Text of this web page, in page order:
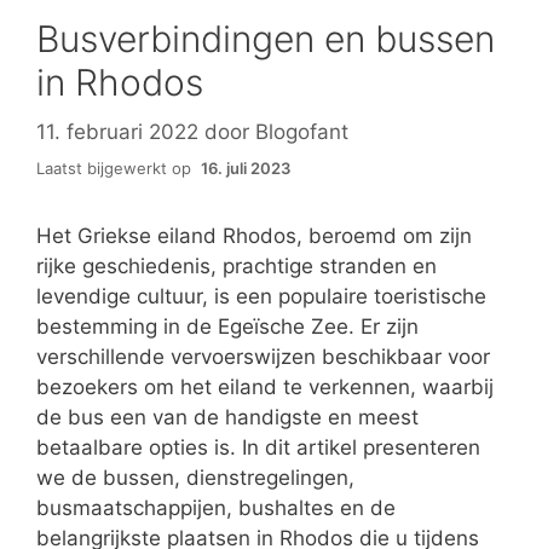
Busverbindingen en bussen
in Rhodos
11. februari 2022 door Blogofant
Laatst bijgewerkt op 16. juli 2023
Het Griekse eiland Rhodos, beroemd om zijn
rijke geschiedenis, prachtige stranden en
levendige cultuur, is een populaire toeristische
bestemming in de Egeïsche Zee. Er zijn
verschillende vervoerswijzen beschikbaar voor
bezoekers om het eiland te verkennen, waarbij
de bus een van de handigste en meest
betaalbare opties is. In dit artikel presenteren
we de bussen, dienstregelingen,
busmaatschappijen, bushaltes en de
belangrijkste plaatsen in Rhodos die u tijdens